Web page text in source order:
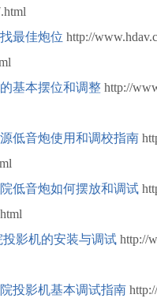
最佳炮位 http://
基本摆位和调整 http://
低音炮使用和调校指南
低音炮如何摆放和调试
投影机的安装与调试 http://
投影机基本调试指南